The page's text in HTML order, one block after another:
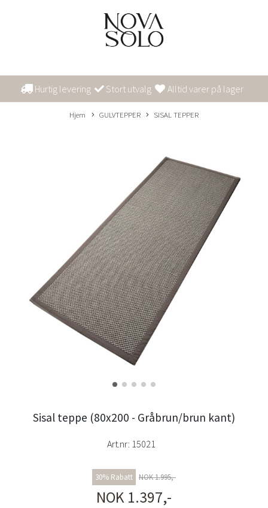
Hurtig levering Stort utvalg Alltid varer på lager
Hjem GULVTEPPER SISAL TEPPER
Sisal teppe (80x200 - Gråbrun/brun kant)
Art.nr: 15021
30% Rabatt NOK 1.995,-
NOK 1.397,-